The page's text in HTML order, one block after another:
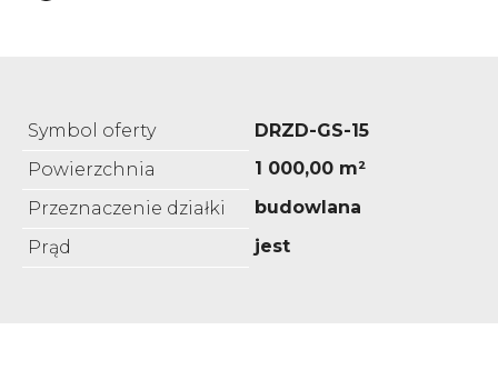
Symbol oferty
DRZD-GS-15
Powierzchnia
1 000,00 m²
Przeznaczenie działki
budowlana
Prąd
jest